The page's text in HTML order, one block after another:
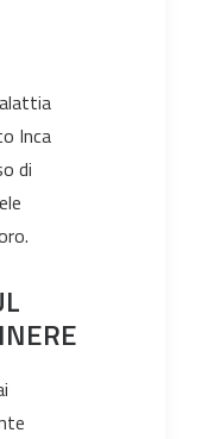
Inca
di